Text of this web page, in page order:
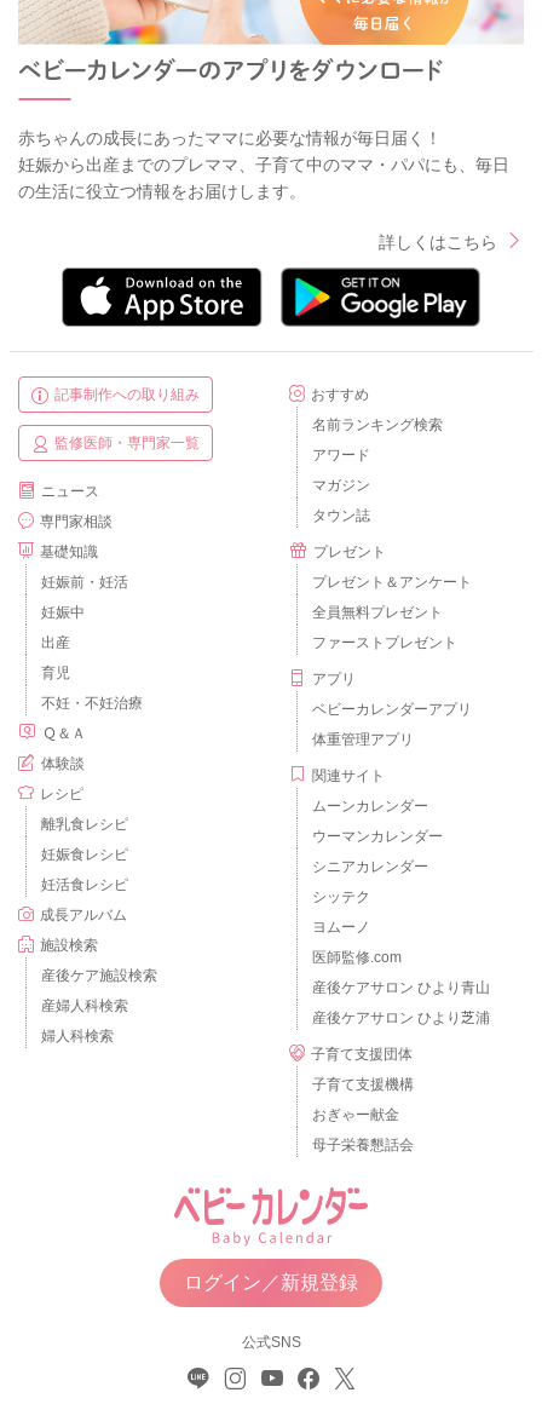
赤ちゃんの成長にあったママに必要な情報が毎日届く！
妊娠から出産までのプレママ、子育て中のママ・パパにも、毎日
の生活に役立つ情報をお届けします。
詳しくはこちら
記事制作への取り組み
監修医師・専門家一覧
ニュース
専門家相談
基礎知識
妊娠前・妊活
妊娠中
出産
育児
不妊・不妊治療
Ｑ＆Ａ
体験談
レシピ
離乳食レシピ
妊娠食レシピ
妊活食レシピ
成長アルバム
施設検索
産後ケア施設検索
産婦人科検索
婦人科検索
おすすめ
名前ランキング検索
アワード
マガジン
タウン誌
プレゼント
プレゼント＆アンケート
全員無料プレゼント
ファーストプレゼント
アプリ
ベビーカレンダーアプリ
体重管理アプリ
関連サイト
ムーンカレンダー
ウーマンカレンダー
シニアカレンダー
シッテク
ヨムーノ
医師監修.com
産後ケアサロン ひより青山
産後ケアサロン ひより芝浦
子育て支援団体
子育て支援機構
おぎゃー献金
母子栄養懇話会
ログイン／新規登録
公式SNS